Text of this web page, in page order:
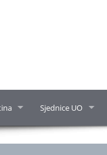
Sjednice UO